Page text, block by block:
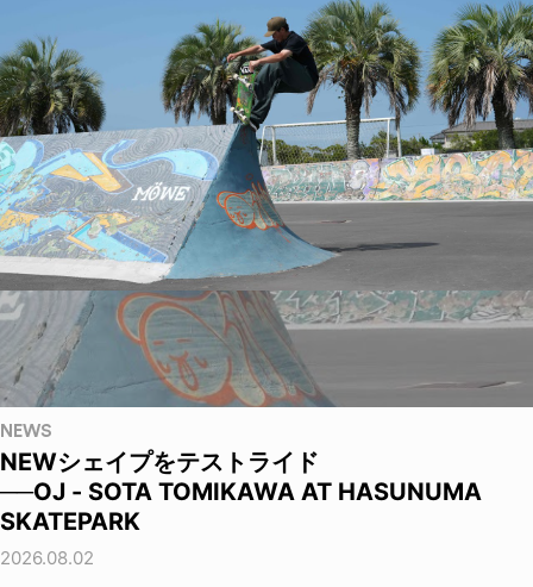
NEWS
NEWシェイプをテストライド
──OJ - SOTA TOMIKAWA AT HASUNUMA
SKATEPARK
2026.08.02